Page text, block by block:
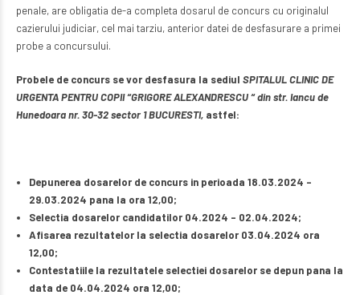
penale, are obligatia de-a completa dosarul de concurs cu originalul
cazierului judiciar, cel mai tarziu, anterior datei de desfasurare a primei
probe a concursului.
Probele de concurs se vor desfasura la sediul SPITALUL CLINIC DE
URGENTA PENTRU COPII “GRIGORE ALEXANDRESCU “ din str. Iancu de
Hunedoara nr. 30-32 sector 1 BUCURESTI, astfel:
Depunerea dosarelor de concurs in perioada 18.03.2024 –
29.03.2024 pana la ora 12,00;
Selectia dosarelor candidatilor 04.2024 – 02.04.2024;
Afisarea rezultatelor la selectia dosarelor 03.04.2024 ora
12,00;
Contestatiile la rezultatele selectiei dosarelor se depun pana la
data de 04.04.2024 ora 12,00;